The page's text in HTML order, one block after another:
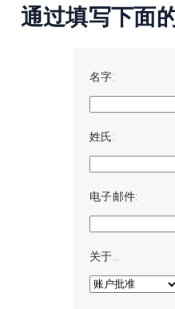
通过填写下面
名字:
姓氏:
电子邮件:
关于…